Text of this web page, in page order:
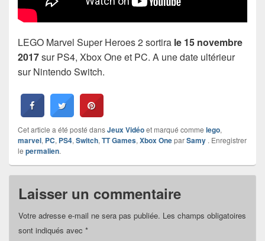
LEGO Marvel Super Heroes 2 sortira le 15 novembre
2017sur PS4, Xbox One et PC. A une date ultérieur
sur Nintendo Switch.
Cet article a été posté dansJeux Vidéoet marqué comme lego,
marvel, PC, PS4, Switch, TT Games, Xbox OneparSamy . Enregistrer
le permalien.
Laisser un commentaire
Votre adresse e-mail ne sera pas publiée. Les champs obligatoires
sont indiqués avec *